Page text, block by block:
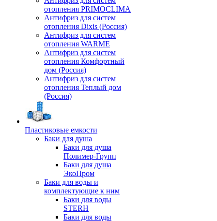
отопления PRIMOCLIMA
Антифриз для систем
отопления Dixis (Россия)
Антифриз для систем
отопления WARME
Антифриз для систем
отопления Комфортный
дом (Россия)
Антифриз для систем
отопления Теплый дом
(Россия)
Пластиковые емкости
Баки для душа
Баки для душа
Полимер-Групп
Баки для душа
ЭкоПром
Баки для воды и
комплектующие к ним
Баки для воды
STERH
Баки для воды